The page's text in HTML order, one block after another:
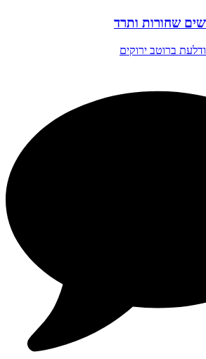
שחורות ותרד